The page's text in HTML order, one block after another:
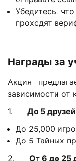
Убедитесь,
проходят
Награды за
Акция
зависимости от
1. До 5
До 25,000
До 5 Тайных
2. От 6 до 25